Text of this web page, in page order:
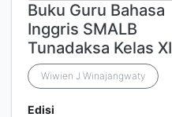
Buku Guru Bahasa
Inggris SMALB
Tunadaksa Kelas XI
Wiwien J Winajangwaty
Edisi